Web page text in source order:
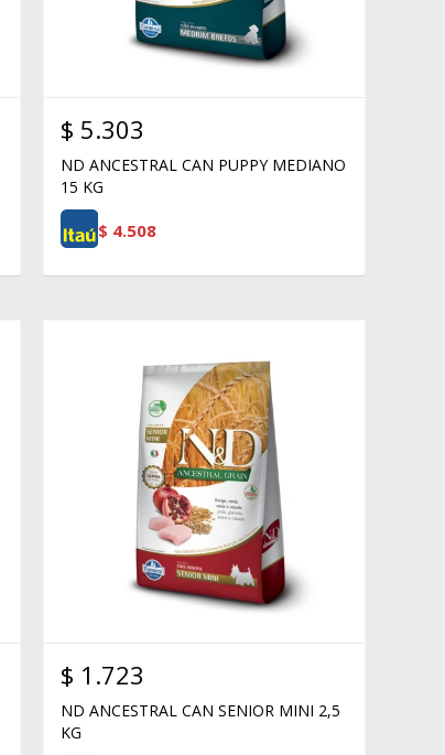
$ 5.303
ND ANCESTRAL CAN PUPPY MEDIANO
15 KG
$ 4.508
$ 1.723
ND ANCESTRAL CAN SENIOR MINI 2,5
KG